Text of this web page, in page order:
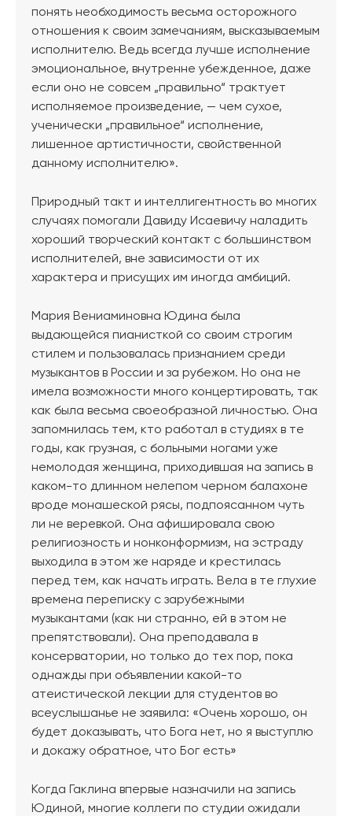
понять необходимость весьма осторожного
отношения к своим замечаниям, высказываемым
исполнителю. Ведь всегда лучше исполнение
эмоциональное, внутренне убежденное, даже
если оно не совсем „правильно“ трактует
исполняемое произведение, — чем сухое,
ученически „правильное“ исполнение,
лишенное артистичности, свойственной
данному исполнителю».
Природный такт и интеллигентность во многих
случаях помогали Давиду Исаевичу наладить
хороший творческий контакт с большинством
исполнителей, вне зависимости от их
характера и присущих им иногда амбиций.
Мария Вениаминовна Юдина была
выдающейся пианисткой со своим строгим
стилем и пользовалась признанием среди
музыкантов в России и за рубежом. Но она не
имела возможности много концертировать, так
как была весьма своеобразной личностью. Она
запомнилась тем, кто работал в студиях в те
годы, как грузная, с больными ногами уже
немолодая женщина, приходившая на запись в
каком-то длинном нелепом черном балахоне
вроде монашеской рясы, подпоясанном чуть
ли не веревкой. Она афишировала свою
религиозность и нонконформизм, на эстраду
выходила в этом же наряде и крестилась
перед тем, как начать играть. Вела в те глухие
времена переписку с зарубежными
музыкантами (как ни странно, ей в этом не
препятствовали). Она преподавала в
консерватории, но только до тех пор, пока
однажды при объявлении какой-то
атеистической лекции для студентов во
всеуслышанье не заявила: «Очень хорошо, он
будет доказывать, что Бога нет, но я выступлю
и докажу обратное, что Бог есть»
Когда Гаклина впервые назначили на запись
Юдиной, многие коллеги по студии ожидали